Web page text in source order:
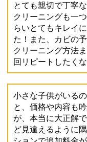
とても親切で丁寧
クリーニングも一
らいとてもキレイ
た！また、カビの
クリーニング方法
回リピートしたく
小さな子供がいる
と、価格や内容も
が、本当に大正解
ど見違えるように